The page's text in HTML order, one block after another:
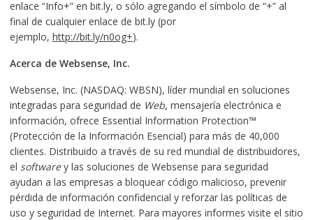
enlace “Info+” en bit.ly, o sólo agregando el símbolo de “+” al
final de cualquier enlace de bit.ly (por
ejemplo, http://bit.ly/n0og+).
Acerca de Websense, Inc.
Websense, Inc. (NASDAQ: WBSN), líder mundial en soluciones
integradas para seguridad de Web, mensajería electrónica e
información, ofrece Essential Information Protection™
(Protección de la Información Esencial) para más de 40,000
clientes. Distribuido a través de su red mundial de distribuidores,
el softwarey las soluciones de Websense para seguridad
ayudan a las empresas a bloquear código malicioso, prevenir
pérdida de información confidencial y reforzar las políticas de
uso y seguridad de Internet. Para mayores informes visite el sitio